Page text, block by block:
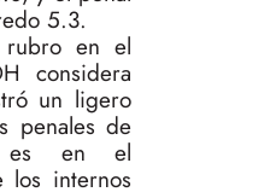
5.3.
en el
considera
un ligero
penales de
es en el
los internos